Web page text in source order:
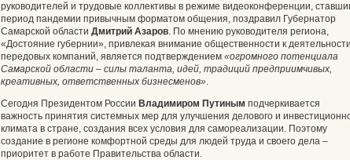
руководителей и трудовые коллективы в режиме видеоконференции,
период пандемии привычным форматом общения, поздравил Губернатор
Самарской области Дмитрий Азаров. По мнению руководителя региона,
«Достояние губернии», привлекая внимание общественности к деятельности
передовых компаний, является подтверждением «огромного потенциала
Самарской области – силы таланта, идей, традиций предприимчивых,
креативных, ответственных бизнесменов».
Сегодня Президентом России Владимиром Путиным подчеркивается
важность принятия системных мер для улучшения делового и
климата в стране, создания всех условия для самореализации. Поэтому
создание в регионе комфортной среды для людей труда и своего дела –
приоритет в работе Правительства области.